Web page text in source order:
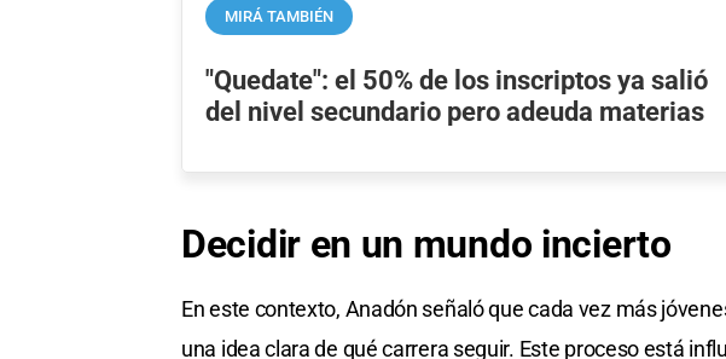
MIRÁ TAMBIÉN
"Quedate": el 50% de los inscriptos ya salió
del nivel secundario pero adeuda materias
Decidir en un mundo incierto
En este contexto, Anadón señaló que cada vez más
una idea clara de qué carrera seguir. Este proceso está